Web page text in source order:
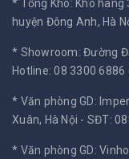
* Tổng Kho: Kho
huyện Đông Anh, Hà
* Showroom: Đường
Hotline: 08 3300
* Văn phòng GD:
Xuân, Hà Nội - SĐT:
* Văn phòng GD: